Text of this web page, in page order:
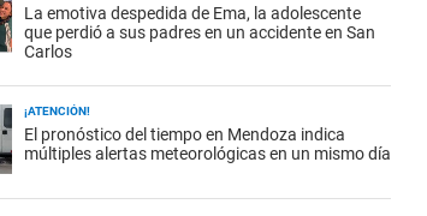
La emotiva despedida de Ema, la adolescente
que perdió a sus padres en un accidente en San
Carlos
¡ATENCIÓN!
El pronóstico del tiempo en Mendoza indica
múltiples alertas meteorológicas en un mismo día